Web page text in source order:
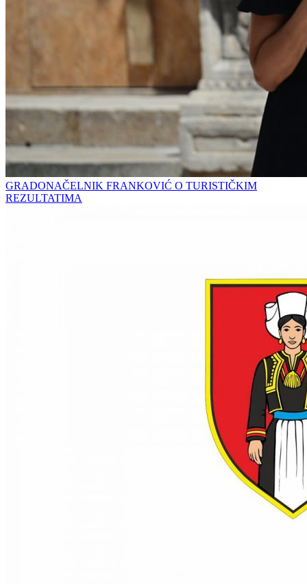
GRADONAČELNIK FRANKOVIĆ O TURISTIČKIM
REZULTATIMA